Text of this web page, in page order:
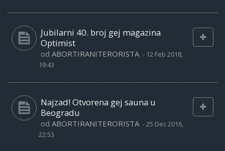
Jubilarni 40. broj gej magazina
Optimist
od ABORTIRANITERORISTA - 12 Feb 2018,
19:43
Najzad! Otvorena gej sauna u
Beogradu
od ABORTIRANITERORISTA -25 Dec 2016,
22:53